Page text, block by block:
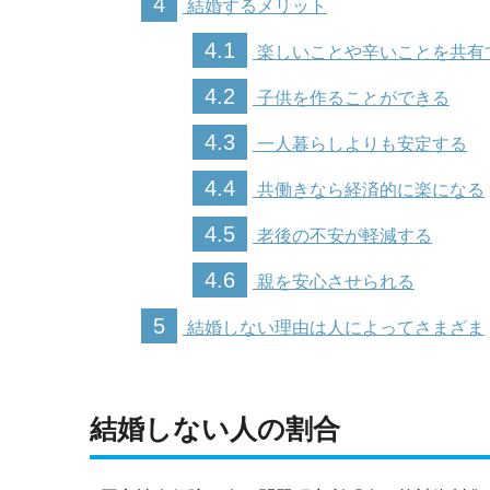
結婚するメリット
4.1 楽しいことや辛いことを共有
4.2 子供を作ることができる
4.3 一人暮らしよりも安定する
4.4 共働きなら経済的に楽になる
4.5 老後の不安が軽減する
4.6 親を安心させられる
5 結婚しない理由は人によってさまざま
結婚しない人の割合